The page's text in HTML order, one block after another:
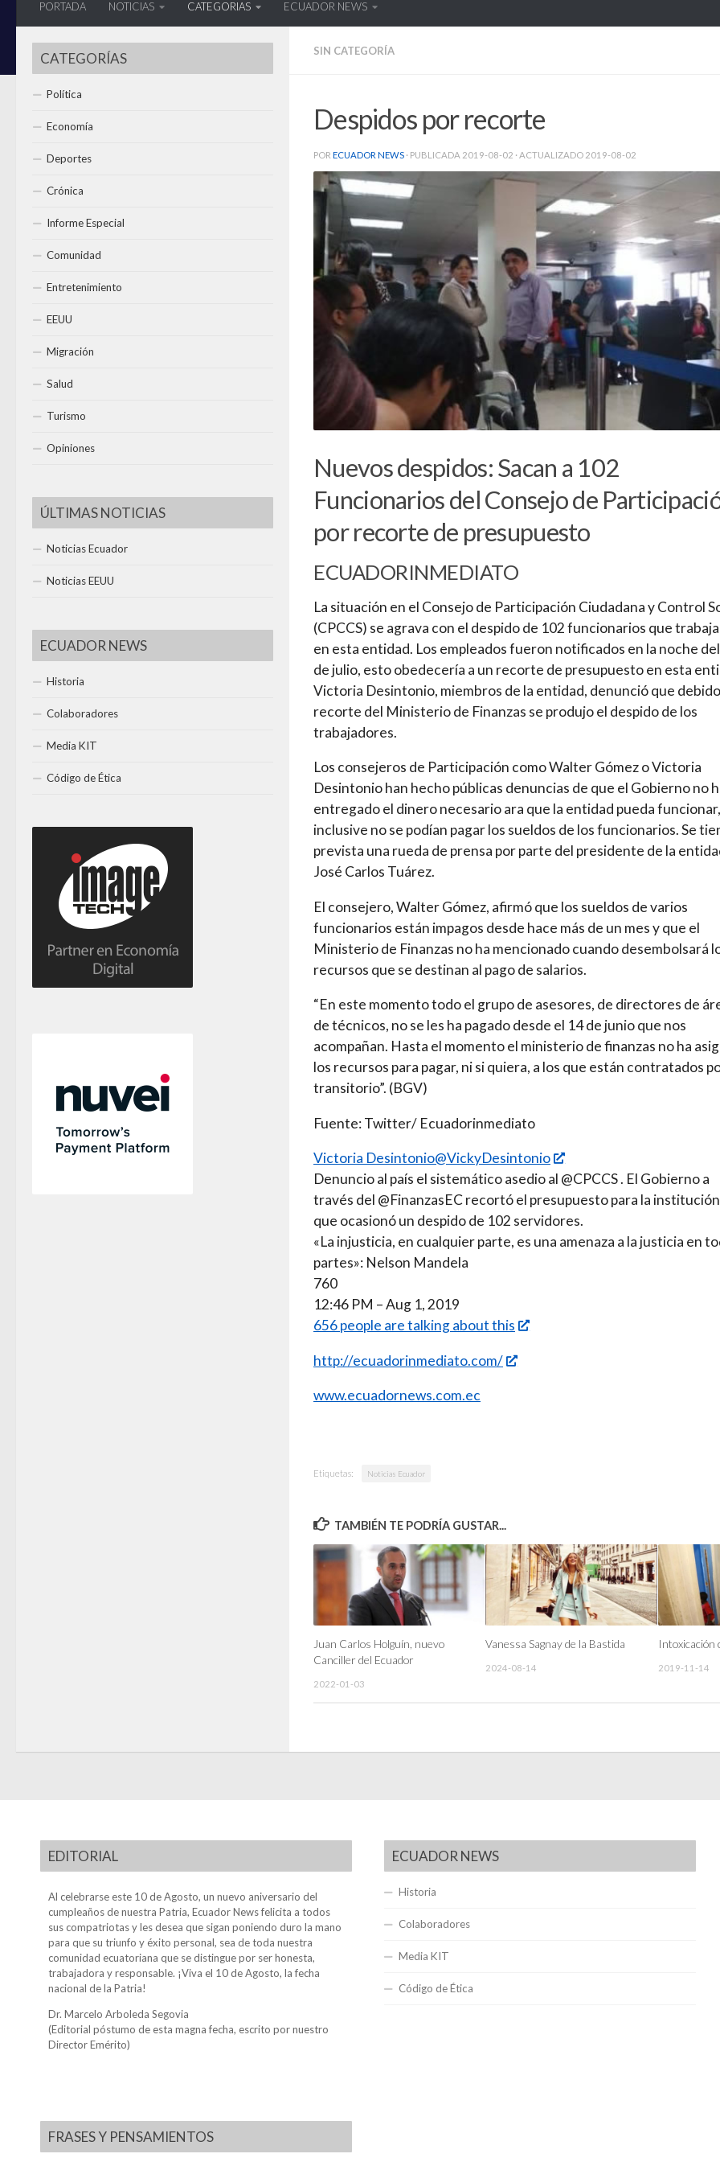
PORTADA NOTICIAS CATEGORIAS ECUADOR NEWS
SIN CATEGORÍA
Despidos por recorte
POR ECUADOR NEWS · PUBLICADA 2019-08-02 · ACTUALIZADO 2019-08-02
Nuevos despidos: Sacan a 102
Funcionarios del Consejo de
por recorte de presupuesto
ECUADORINMEDIATO
La situación en el Consejo de Participación Ciudadana y Control
(CPCCS) se agrava con el despido de 102 funcionarios que
en esta entidad. Los empleados fueron notificados en la noche
de julio, esto obedecería a un recorte de presupuesto en esta
Victoria Desintonio, miembros de la entidad, denunció que
recorte del Ministerio de Finanzas se produjo el despido de los
trabajadores.
Los consejeros de Participación como Walter Gómez o Victoria
Desintonio han hecho públicas denuncias de que el Gobierno no
entregado el dinero necesario ara que la entidad pueda
inclusive no se podían pagar los sueldos de los funcionarios. Se
prevista una rueda de prensa por parte del presidente de la
José Carlos Tuárez.
El consejero, Walter Gómez, afirmó que los sueldos de varios
funcionarios están impagos desde hace más de un mes y que el
Ministerio de Finanzas no ha mencionado cuando desembolsará
recursos que se destinan al pago de salarios.
“En este momento todo el grupo de asesores, de directores de
de técnicos, no se les ha pagado desde el 14 de junio que nos
acompañan. Hasta el momento el ministerio de finanzas no ha
los recursos para pagar, ni si quiera, a los que están contratados
transitorio”. (BGV)
Fuente: Twitter/ Ecuadorinmediato
Victoria Desintonio@VickyDesintonio
Denuncio al país el sistemático asedio al @CPCCS . El Gobierno a
través del @FinanzasEC recortó el presupuesto para la
que ocasionó un despido de 102 servidores.
«La injusticia, en cualquier parte, es una amenaza a la justicia en
partes»: Nelson Mandela
760
12:46 PM – Aug 1, 2019
656 people are talking about this
http://ecuadorinmediato.com/
www.ecuadornews.com.ec
Etiquetas: Noticias Ecuador
TAMBIÉN TE PODRÍA GUSTAR...
Juan Carlos Holguín, nuevo
Canciller del Ecuador
2022-01-03
Vanessa Sagnay de la Bastida
2024-08-14
Intoxicación
2019-11-14
CATEGORÍAS
Política
Economía
Deportes
Crónica
Informe Especial
Comunidad
Entretenimiento
EEUU
Migración
Salud
Turismo
Opiniones
ÚLTIMAS NOTICIAS
Noticias Ecuador
Noticias EEUU
ECUADOR NEWS
Historia
Colaboradores
Media KIT
Código de Ética
EDITORIAL
Al celebrarse este 10 de Agosto, un nuevo aniversario del
cumpleaños de nuestra Patria, Ecuador News felicita a todos
sus compatriotas y les desea que sigan poniendo duro la mano
para que su triunfo y éxito personal, sea de toda nuestra
comunidad ecuatoriana que se distingue por ser honesta,
trabajadora y responsable. ¡Viva el 10 de Agosto, la fecha
nacional de la Patria!
Dr. Marcelo Arboleda Segovia
(Editorial póstumo de esta magna fecha, escrito por nuestro
Director Emérito)
FRASES Y PENSAMIENTOS
ECUADOR NEWS
Historia
Colaboradores
Media KIT
Código de Ética